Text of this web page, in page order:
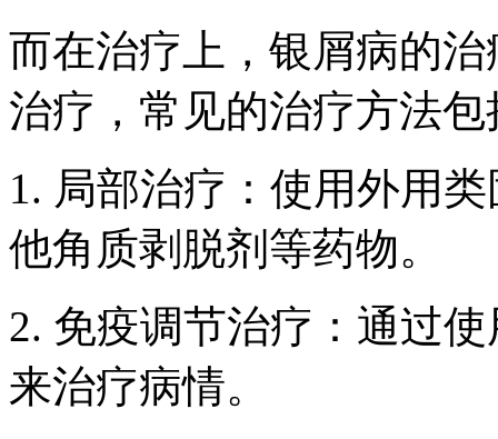
而在治疗上，银屑病的
治疗，常见的治疗方法包
1. 局部治疗：使用外用
他角质剥脱剂等药物。
2. 免疫调节治疗：通过
来治疗病情。